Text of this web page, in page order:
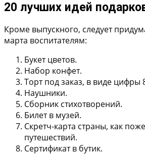
20 лучших идей
Кроме выпускного, следует
марта воспитателям:
Букет цветов.
Набор конфет.
Торт под заказ, в виде цифры
Наушники.
Сборник стихотворений.
Билет в музей.
Скретч-карта страны, как
путешествий.
Сертификат в бутик.